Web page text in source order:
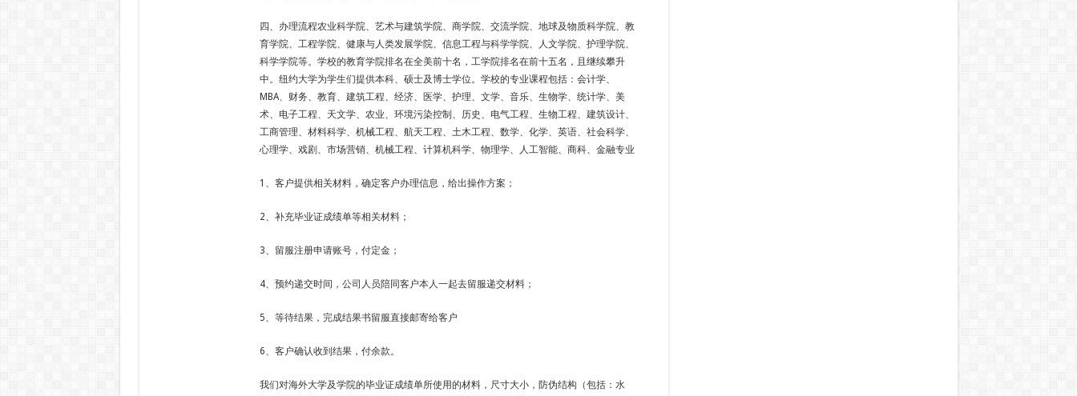
四、办理流程农业科学院、艺术与建筑学院、商学院、交流学院、地球及物质科学院、教
育学院、工程学院、健康与人类发展学院、信息工程与科学学院、人文学院、护理学院、
科学学院等。学校的教育学院排名在全美前十名，工学院排名在前十五名，且继续攀升
中。纽约大学为学生们提供本科、硕士及博士学位。学校的专业课程包括：会计学、
MBA、财务、教育、建筑工程、经济、医学、护理、文学、音乐、生物学、统计学、美
术、电子工程、天文学、农业、环境污染控制、历史、电气工程、生物工程、建筑设计、
工商管理、材料科学、机械工程、航天工程、土木工程、数学、化学、英语、社会科学、
心理学、戏剧、市场营销、机械工程、计算机科学、物理学、人工智能、商科、金融专业
1、客户提供相关材料，确定客户办理信息，给出操作方案；
2、补充毕业证成绩单等相关材料；
3、留服注册申请账号，付定金；
4、预约递交时间，公司人员陪同客户本人一起去留服递交材料；
5、等待结果，完成结果书留服直接邮寄给客户
6、客户确认收到结果，付余款。
我们对海外大学及学院的毕业证成绩单所使用的材料，尺寸大小，防伪结构（包括：水